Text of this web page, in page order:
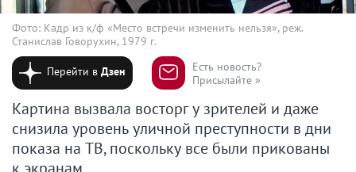
Фото: Кадр из к/ф «Место встречи изменить нельзя», реж.
Станислав Говорухин, 1979 г.
Перейти вДзен
Есть новость?
Присылайте »
Картина вызвала восторг у зрителей и даже
снизила уровень уличной преступности в дни
показа на ТВ, поскольку все были прикованы